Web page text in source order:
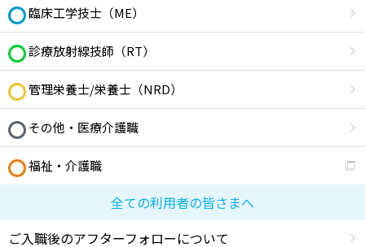
臨床工学技士（ME）
診療放射線技師（RT）
管理栄養士/栄養士（NRD）
その他・医療介護職
福祉・介護職
全ての利用者の皆さまへ
ご入職後のアフターフォローについて